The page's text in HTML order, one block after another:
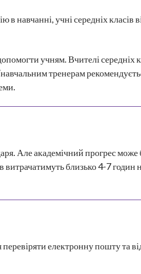
навчанні, учні середніх класів
учням. Вчителі середніх
тренерам
Але академічний прогрес може
витрачатимуть близько 4-7 годин
електронну пошту та